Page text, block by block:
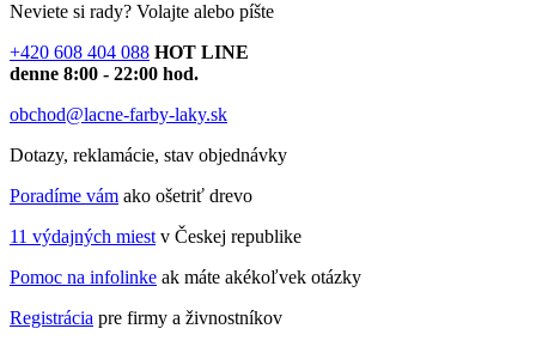
Neviete si rady? Volajte alebo píšte
+420 608 404 088 HOT LINE
denne 8:00 - 22:00 hod.
obchod@lacne-farby-laky.sk
Dotazy, reklamácie, stav objednávky
Poradíme vám ako ošetriť drevo
11 výdajných miest v Českej republike
Pomoc na infolinke ak máte akékoľvek otázky
Registrácia pre firmy a živnostníkov